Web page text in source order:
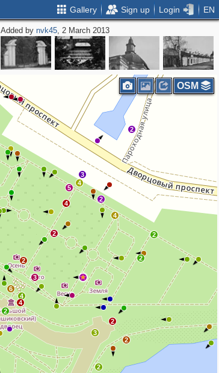
Gallery Sign up Login EN
Added bynvk45, 2 March 2013
2
6
4
3
2
2
4
5
4
3
2
4
2
2
2
2
2
3
2
4
OSM